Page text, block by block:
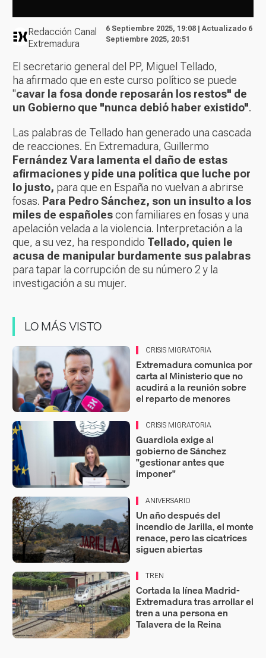
Redacción Canal
Extremadura
6 Septiembre 2025, 19:08 | Actualizado 6
Septiembre 2025, 20:51
El secretario general del PP, Miguel Tellado,
ha afirmado que en este curso político se puede
"cavar la fosa donde reposarán los restos" de
un Gobierno que "nunca debió haber existido".
Las palabras de Tellado han generado una cascada
de reacciones. En Extremadura, Guillermo
Fernández Vara lamenta el daño de estas
afirmaciones y pide una política que luche por
lo justo, para que en España no vuelvan a abrirse
fosas. Para Pedro Sánchez, son un insulto a los
miles de españolescon familiares en fosas y una
apelación velada a la violencia. Interpretación a la
que, a su vez, ha respondido Tellado, quien le
acusa de manipular burdamente sus palabras
para tapar la corrupción de su número 2 y la
investigación a su mujer.
LO MÁS VISTO
CRISIS MIGRATORIA
Extremadura comunica por
carta al Ministerio que no
acudirá a la reunión sobre
el reparto de menores
CRISIS MIGRATORIA
Guardiola exige al
gobierno de Sánchez
"gestionar antes que
imponer"
ANIVERSARIO
Un año después del
incendio de Jarilla, el monte
renace, pero las cicatrices
siguen abiertas
TREN
Cortada la línea Madrid-
Extremadura tras arrollar el
tren a una persona en
Talavera de la Reina